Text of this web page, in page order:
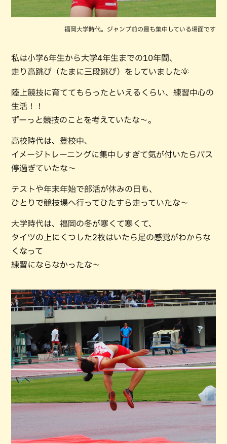
福岡大学時代。ジャンプ前の最も集中している場面です
私は小学6年生から大学4年生までの10年間、
走り高跳び（たまに三段跳び）をしていました🌞
陸上競技に育ててもらったといえるくらい、練習中心の
生活！！
ずーっと競技のことを考えていたな～。
高校時代は、登校中、
イメージトレーニングに集中しすぎて気が付いたらバス
停過ぎていたな～
テストや年末年始で部活が休みの日も、
ひとりで競技場へ行ってひたすら走っていたな～
大学時代は、福岡の冬が寒くて寒くて、
タイツの上にくつした2枚はいたら足の感覚がわからな
くなって
練習にならなかったな～